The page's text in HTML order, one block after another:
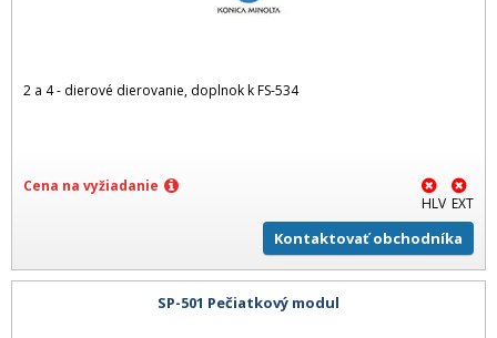
2 a 4 - dierové dierovanie, doplnok k FS-534
Cena na vyžiadanie
HLV EXT
Kontaktovať obchodníka
SP-501 Pečiatkový modul